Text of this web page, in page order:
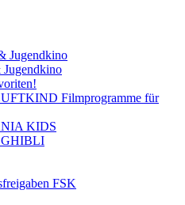
Jugendkino
Filmprogramme für
KIDS
GHIBLI
FSK